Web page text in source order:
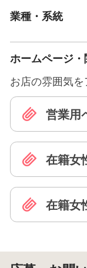
業種・系統
ホームページ
お店の雰囲気
営業用
在籍女
在籍女